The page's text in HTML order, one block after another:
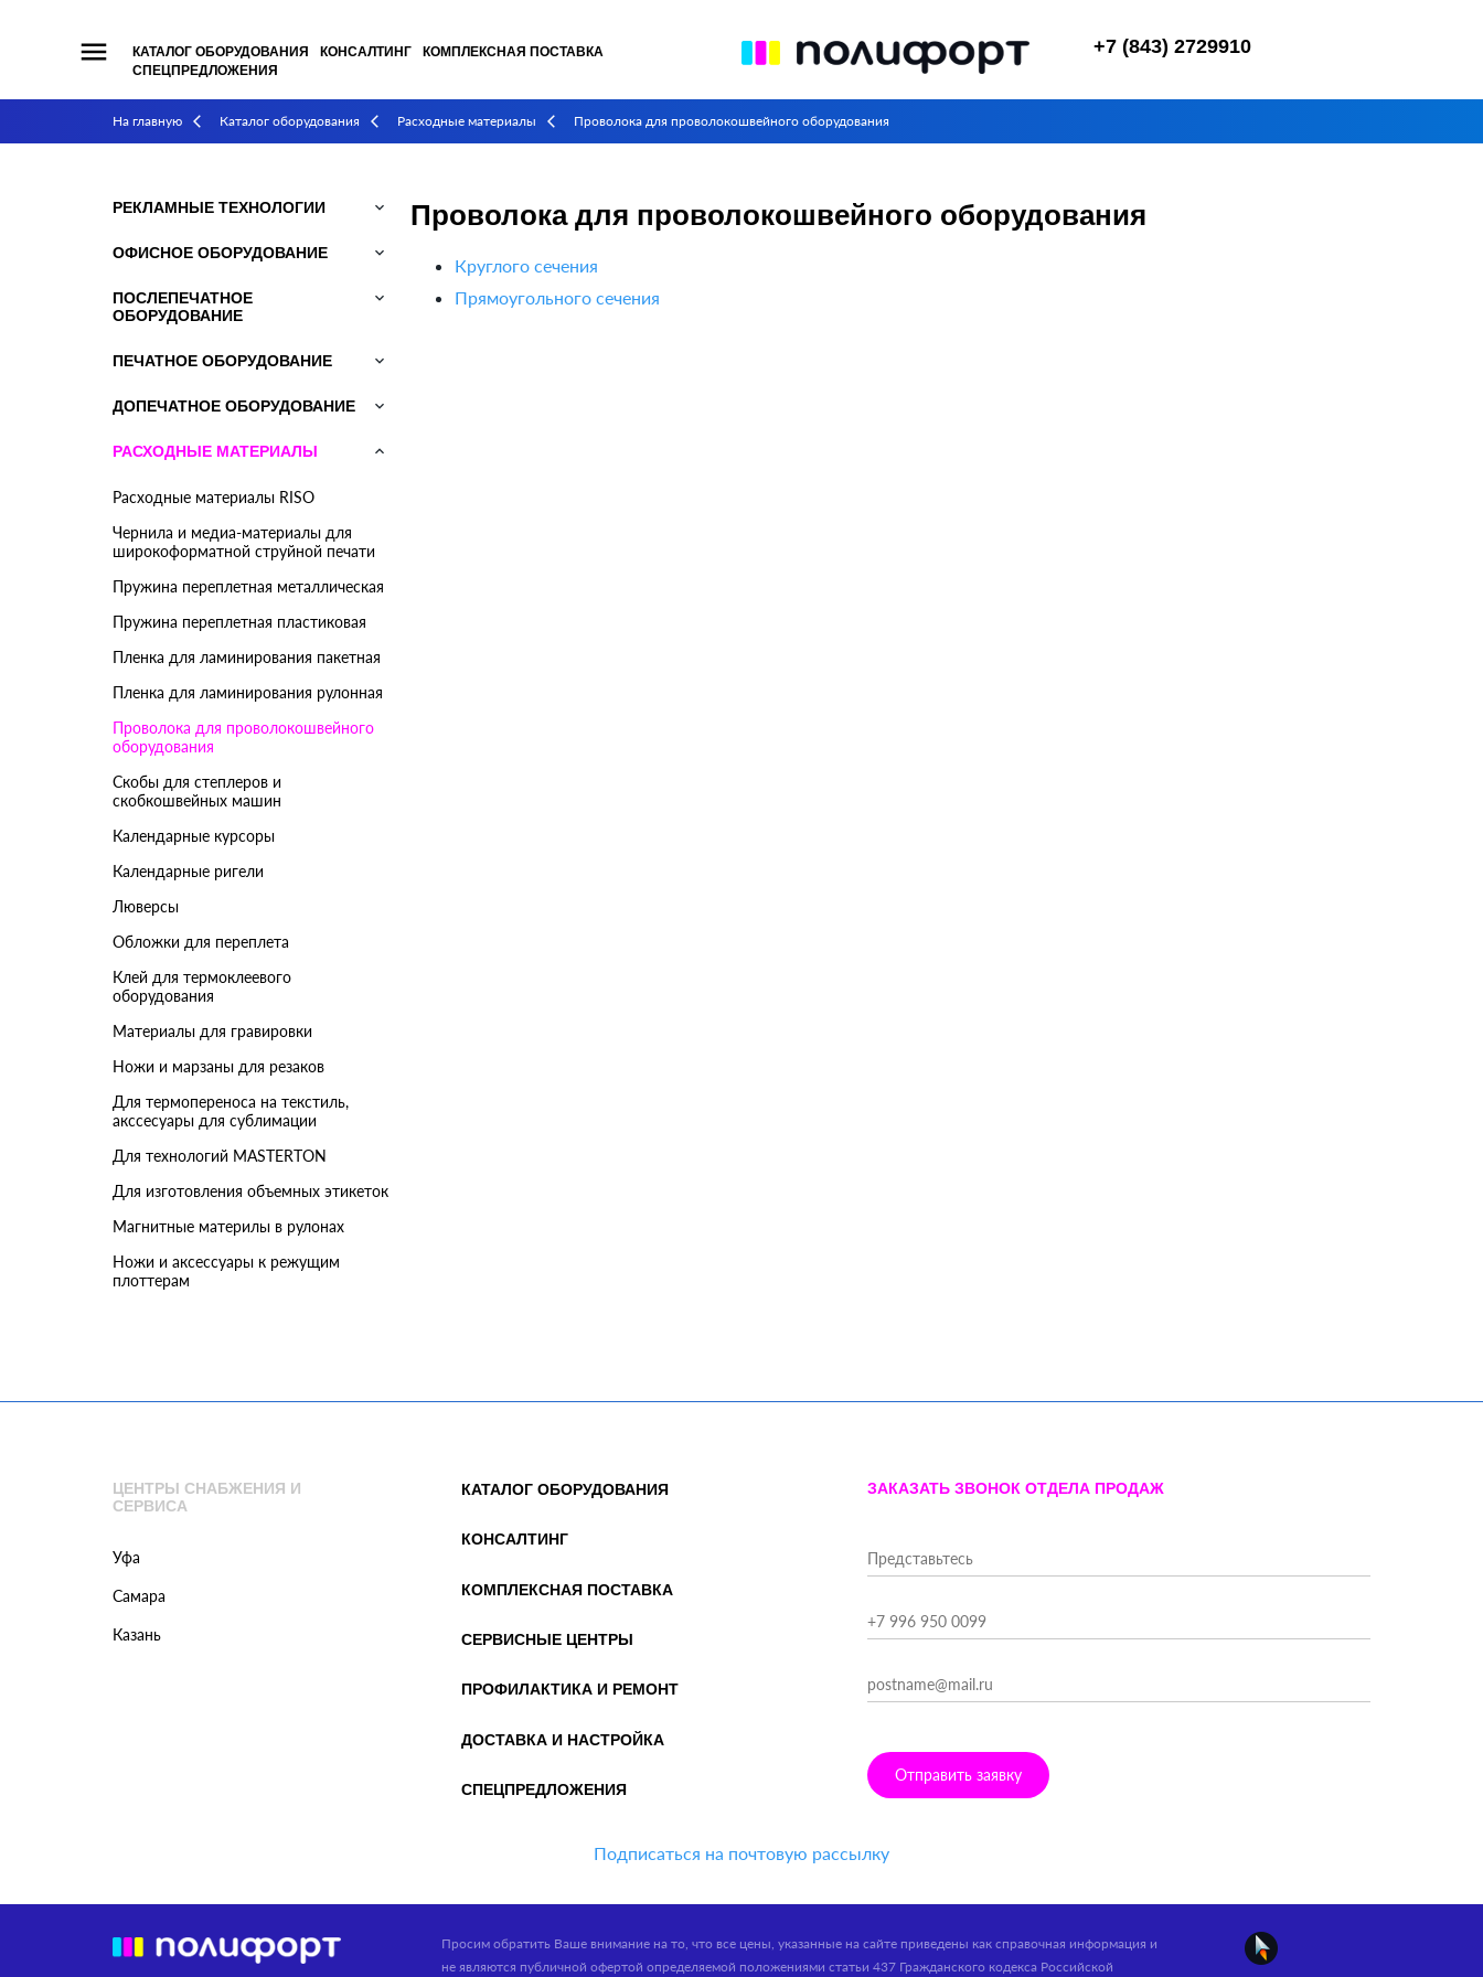
menu КАТАЛОГ ОБОРУДОВАНИЯ КОНСАЛТИНГ
КОМПЛЕКСНАЯ ПОСТАВКА
СПЕЦПРЕДЛОЖЕНИЯ
+7 (843) 2729910
На главную arrow_back_ios Каталог оборудования arrow_back_ios Расходные материалы arrow_back_ios Проволока для проволокошвейного оборудования
РЕКЛАМНЫЕ ТЕХНОЛОГИИ keyboard_arrow_down
ОФИСНОЕ ОБОРУДОВАНИЕ keyboard_arrow_down
ПОСЛЕПЕЧАТНОЕ
ОБОРУДОВАНИЕ
keyboard_arrow_down
ПЕЧАТНОЕ ОБОРУДОВАНИЕ keyboard_arrow_down
ДОПЕЧАТНОЕ ОБОРУДОВАНИЕ keyboard_arrow_down
РАСХОДНЫЕ МАТЕРИАЛЫ keyboard_arrow_down
Расходные материалы RISO
Чернила и медиа-материалы для
широкоформатной струйной печати
Пружина переплетная металлическая
Пружина переплетная пластиковая
Пленка для ламинирования пакетная
Пленка для ламинирования рулонная
Проволока для проволокошвейного
оборудования
Скобы для степлеров и
скобкошвейных машин
Календарные курсоры
Календарные ригели
Люверсы
Обложки для переплета
Клей для термоклеевого
оборудования
Материалы для гравировки
Ножи и марзаны для резаков
Для термопереноса на текстиль,
акссесуары для сублимации
Для технологий MASTERTON
Для изготовления объемных этикеток
Магнитные материлы в рулонах
Ножи и аксессуары к режущим
плоттерам
Проволока для проволокошвейного оборудования
Круглого сечения
Прямоугольного сечения
ЦЕНТРЫ СНАБЖЕНИЯ И
СЕРВИСА
Уфа
Самара
Казань
КАТАЛОГ ОБОРУДОВАНИЯ
КОНСАЛТИНГ
КОМПЛЕКСНАЯ ПОСТАВКА
СЕРВИСНЫЕ ЦЕНТРЫ
ПРОФИЛАКТИКА И РЕМОНТ
ДОСТАВКА И НАСТРОЙКА
СПЕЦПРЕДЛОЖЕНИЯ
ЗАКАЗАТЬ ЗВОНОК ОТДЕЛА ПРОДАЖ
Отправить заявку
Подписаться на почтовую рассылку
Просим обратить Ваше внимание на то, что все цены, указанные на сайте приведены как справочная информация и
не являются публичной офертой определяемой положениями статьи 437 Гражданского кодекса Российской